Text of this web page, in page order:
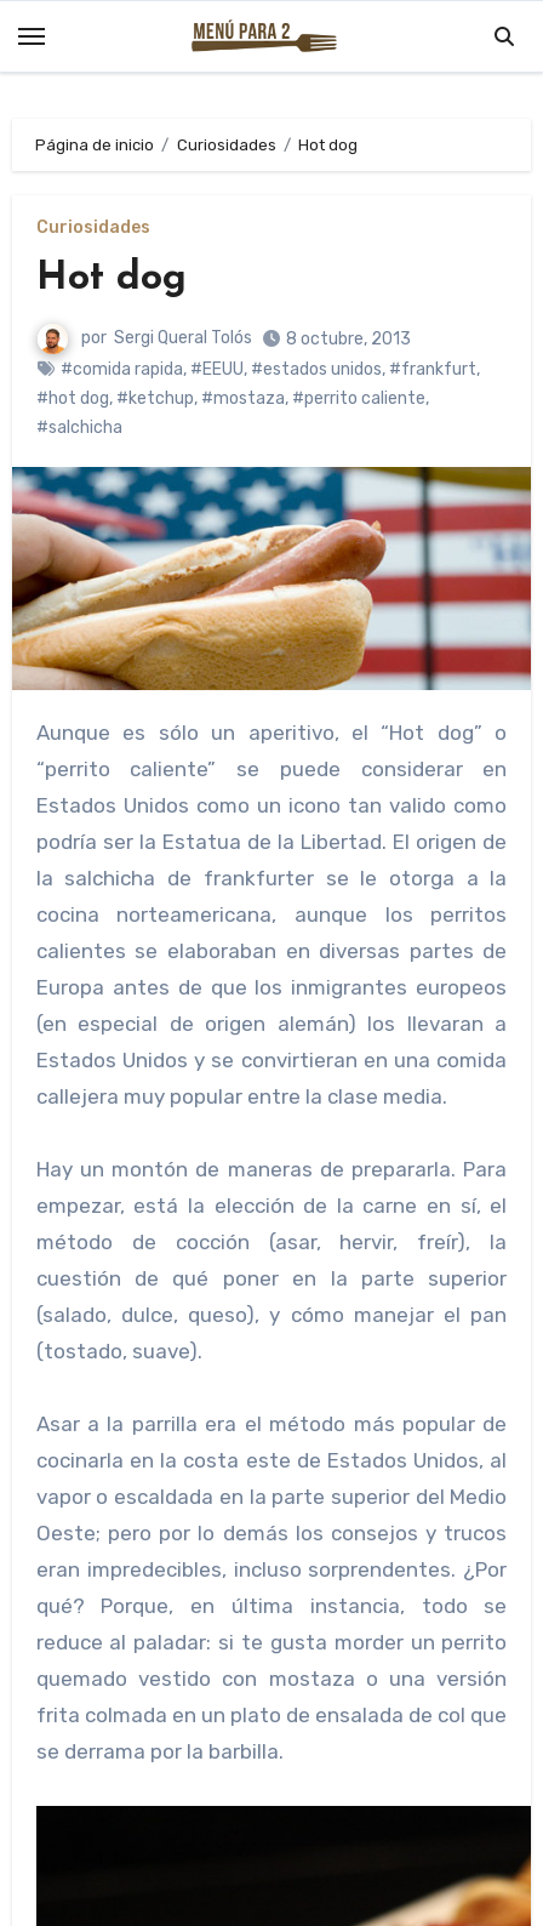
Página de inicio Curiosidades Hot dog
Curiosidades
Hot dog
por Sergi Queral Tolós
8 octubre, 2013
#comida rapida, #EEUU, #estados unidos, #frankfurt,
#hot dog, #ketchup, #mostaza, #perrito caliente,
#salchicha
Aunque es sólo un aperitivo, el “Hot dog” o
“perrito caliente” se puede considerar en
Estados Unidos como un icono tan valido como
podría ser la Estatua de la Libertad. El origen de
la salchicha de frankfurter se le otorga a la
cocina norteamericana, aunque los perritos
calientes se elaboraban en diversas partes de
Europa antes de que los inmigrantes europeos
(en especial de origen alemán) los llevaran a
Estados Unidos y se convirtieran en una comida
callejera muy popular entre la clase media.
Hay un montón de maneras de prepararla. Para
empezar, está la elección de la carne en sí, el
método de cocción (asar, hervir, freír), la
cuestión de qué poner en la parte superior
(salado, dulce, queso), y cómo manejar el pan
(tostado, suave).
Asar a la parrilla era el método más popular de
cocinarla en la costa este de Estados Unidos, al
vapor o escaldada en la parte superior del Medio
Oeste; pero por lo demás los consejos y trucos
eran impredecibles, incluso sorprendentes. ¿Por
qué? Porque, en última instancia, todo se
reduce al paladar: si te gusta morder un perrito
quemado vestido con mostaza o una versión
frita colmada en un plato de ensalada de col que
se derrama por la barbilla.